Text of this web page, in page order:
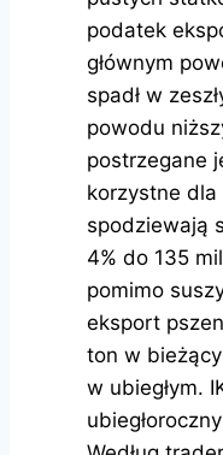
podatek
głównym
spadł w
powodu
postrzegane
korzystne dla
spodziewają
4% do 135
pomimo
eksport
ton w
w ubiegłym.